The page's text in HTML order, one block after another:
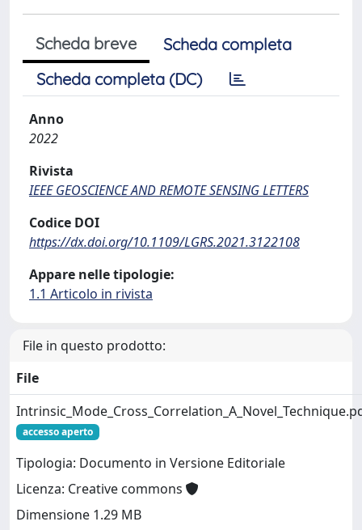
Scheda breve
Scheda completa
Scheda completa (DC)
Anno
2022
Rivista
IEEE GEOSCIENCE AND REMOTE SENSING LETTERS
Codice DOI
https://dx.doi.org/10.1109/LGRS.2021.3122108
Appare nelle tipologie:
1.1 Articolo in rivista
File in questo prodotto:
File
accesso aperto
Tipologia: Documento in Versione Editoriale
Licenza: Creative commons
Dimensione 1.29 MB